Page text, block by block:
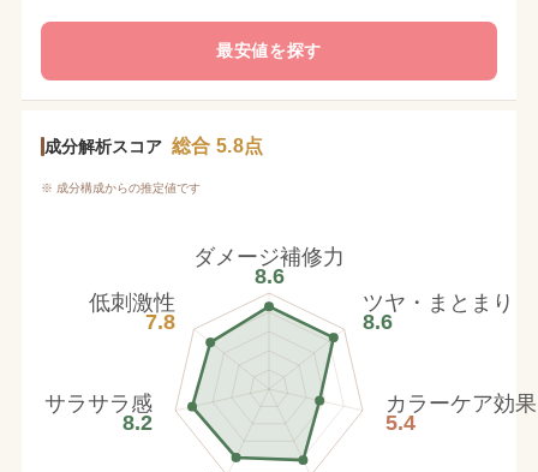
最安値を探す
成分解析スコア 総合 5.8点
※ 成分構成からの推定値です
ダメージ補修力
8.6
ツヤ・まとまり
8.6
カラーケア効果
5.4
サラサラ感
8.2
低刺激性
7.8